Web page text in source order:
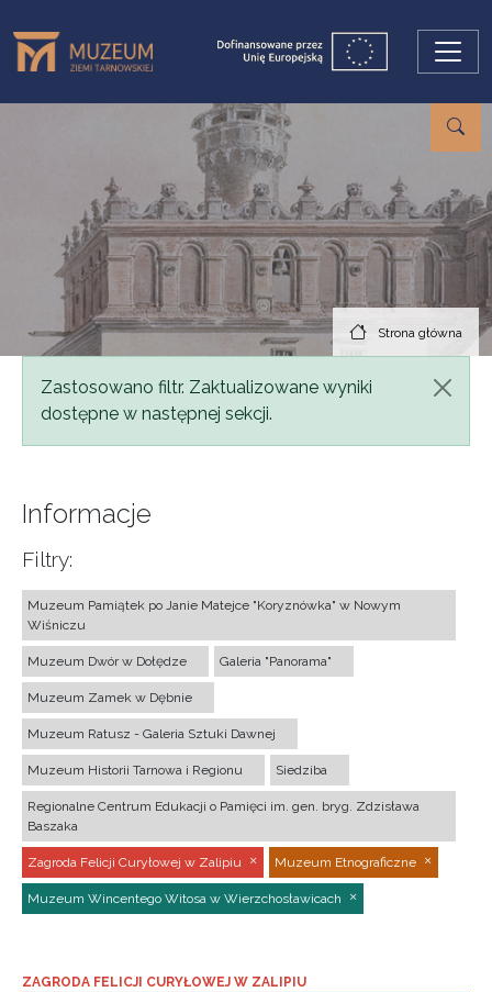
Strona główna
Komunikat
Zastosowano filtr. Zaktualizowane wyniki
dostępne w następnej sekcji.
Informacje
Filtry:
Muzeum Pamiątek po Janie Matejce "Koryznówka" w Nowym
Wiśniczu
Muzeum Dwór w Dołędze Galeria "Panorama"
Muzeum Zamek w Dębnie
Muzeum Ratusz - Galeria Sztuki Dawnej
Muzeum Historii Tarnowa i Regionu Siedziba
Regionalne Centrum Edukacji o Pamięci im. gen. bryg. Zdzisława
Baszaka
Zagroda Felicji Curyłowej w Zalipiu Muzeum Etnograficzne
Muzeum Wincentego Witosa w Wierzchosławicach
ZAGRODA FELICJI CURYŁOWEJ W ZALIPIU